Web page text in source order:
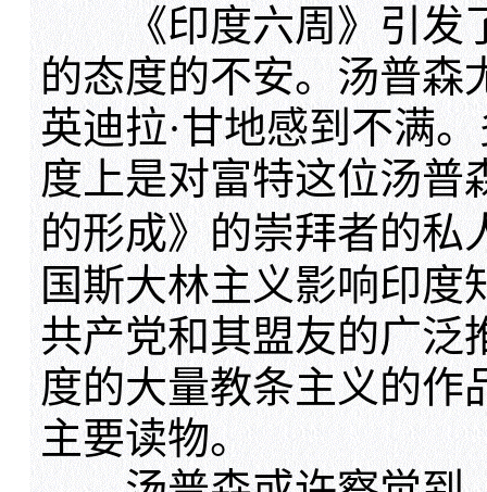
《印度六周》引发了
的态度的不安。汤普森
英迪拉·甘地感到不满
度上是对富特这位汤普
的形成》的崇拜者的私
国斯大林主义影响印度
共产党和其盟友的广泛
度的大量教条主义的作
主要读物。